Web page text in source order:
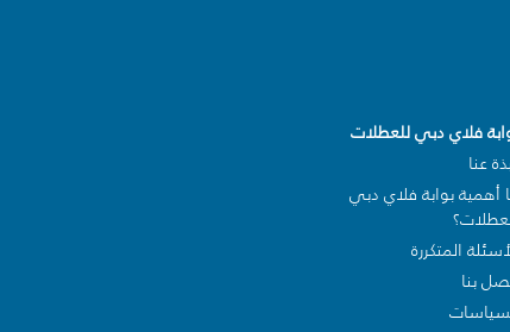
فلاي دبي للعطلات
عنا
أهمية بوابة فلاي دبي
المتكررة
بنا